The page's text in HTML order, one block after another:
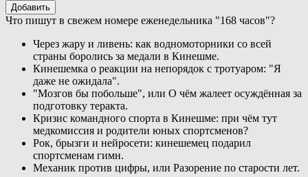
Добавить
Что пишут в свежем номере еженедельника "168 часов"?
Через жару и ливень: как водномоторники со всей
страны боролись за медали в Кинешме.
Кинешемка о реакции на непорядок с тротуаром: "Я
даже не ожидала".
"Мозгов бы побольше", или О чём жалеет осуждённая за
подготовку теракта.
Кризис командного спорта в Кинешме: при чём тут
медкомиссия и родители юных спортсменов?
Рок, брызги и нейросети: кинешемец подарил
спортсменам гимн.
Механик против цифры, или Разорение по старости лет.